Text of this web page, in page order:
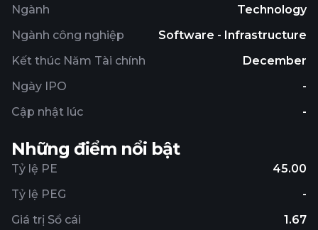
November 6, 2024, ZignSec AB (publ) operates as a
Ngành
Technology
Ngành công nghiệp
Software - Infrastructure
Kết thúc Năm Tài chính
December
Ngày IPO
-
Cập nhật lúc
-
Những điểm nổi bật
Tỷ lệ PE
45.00
Tỷ lệ PEG
-
Giá trị Sổ cái
1.67